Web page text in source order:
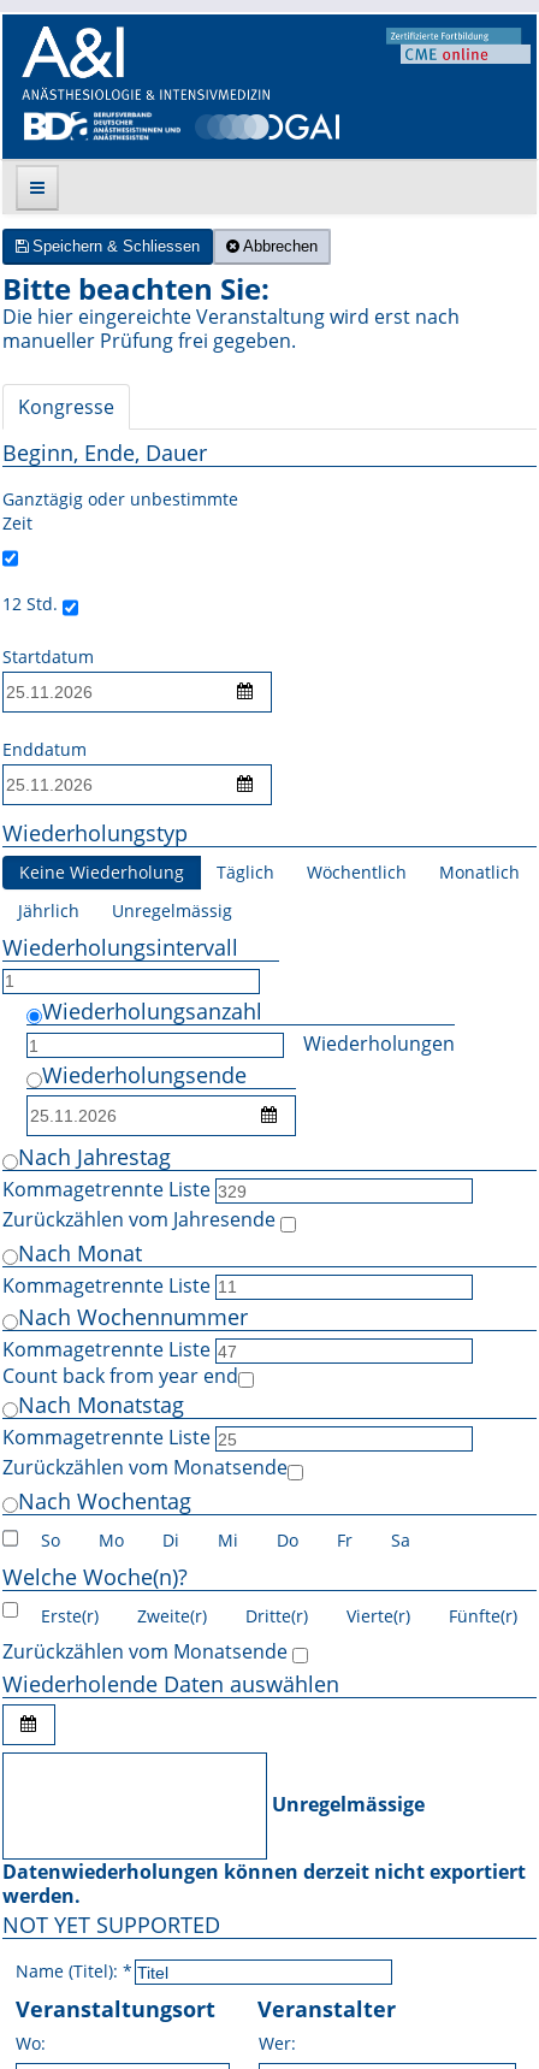
Suche
Aktuelle Ausgabe
Archiv
Mediadaten
Autoren-Service
Bestell-Service
Stellenmarkt
Kongresskalender
Speichern & Schliessen Abbrechen
Bitte beachten Sie:
Die hier eingereichte Veranstaltung wird erst nach
manueller Prüfung frei gegeben.
Kongresse
Beginn, Ende, Dauer
Ganztägig oder unbestimmte
Zeit
12 Std.
Startdatum
Enddatum
Wiederholungstyp
Keine Wiederholung Täglich Wöchentlich
Monatlich
Jährlich
Unregelmässig
Wiederholungsintervall
Wiederholungsanzahl
Wiederholungen
Wiederholungsende
Nach Jahrestag
Kommagetrennte Liste
Zurückzählen vom Jahresende
Nach Monat
Kommagetrennte Liste
Nach Wochennummer
Kommagetrennte Liste
Count back from year end
Nach Monatstag
Kommagetrennte Liste
Zurückzählen vom Monatsende
Nach Wochentag
So Mo Di Mi Do Fr Sa
Welche Woche(n)?
Erste(r) Zweite(r) Dritte(r) Vierte(r) Fünfte(r)
Zurückzählen vom Monatsende
Wiederholende Daten auswählen
Unregelmässige
Datenwiederholungen können derzeit nicht exportiert
werden.
NOT YET SUPPORTED
Name (Titel): *
Veranstaltungsort Veranstalter
Wo: Wer: